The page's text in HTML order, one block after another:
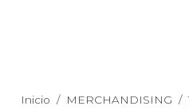
Inicio / MERCHANDISING /